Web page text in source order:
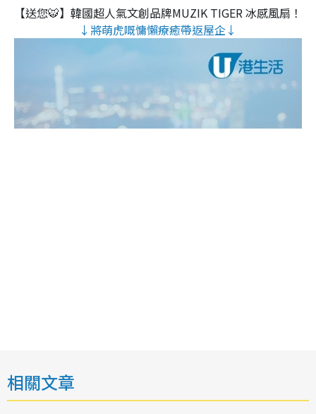
【送您🐯】韓國超人氣文創品牌MUZIK TIGER 冰感風扇！
↓將萌虎嘅慵懶療癒帶返屋企↓
相關文章